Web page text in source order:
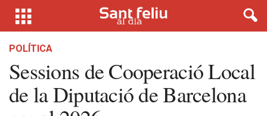
POLÍTICA
Sessions de Cooperació Local
de la Diputació de Barcelona